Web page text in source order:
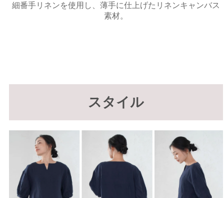
細番手リネンを使用し、薄手に仕上げたリネンキャンバス
素材。
スタイル